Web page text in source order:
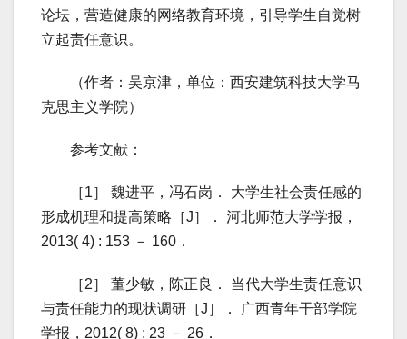
论坛，营造健康的网络教育环境，引导学生自觉树
立起责任意识。
（作者：吴京津，单位：西安建筑科技大学马
克思主义学院）
参考文献：
［1］ 魏进平，冯石岗． 大学生社会责任感的
形成机理和提高策略［J］． 河北师范大学学报，
2013( 4) : 153 － 160．
［2］ 董少敏，陈正良． 当代大学生责任意识
与责任能力的现状调研［J］． 广西青年干部学院
学报，2012( 8) : 23 － 26．